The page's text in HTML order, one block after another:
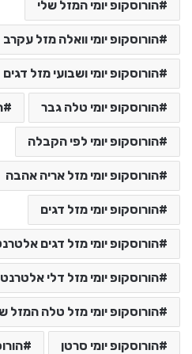
הורוסקופ יומי המזל שלי
הורוסקופ יומי וואלה מזל עקרב
הורוסקופ יומי ושבועי מזל דגים
הורוסקופ יומי טלה גבר
הורוסקופ יומי לפי הקבלה
הורוסקופ יומי מזל אריה אהבה
הורוסקופ יומי מזל דגים
הורוסקופ יומי מזל דגים
הורוסקופ יומי מזל דלי
הורוסקופ יומי מזל טלה המזל
הורוסקופ יומי סרטן